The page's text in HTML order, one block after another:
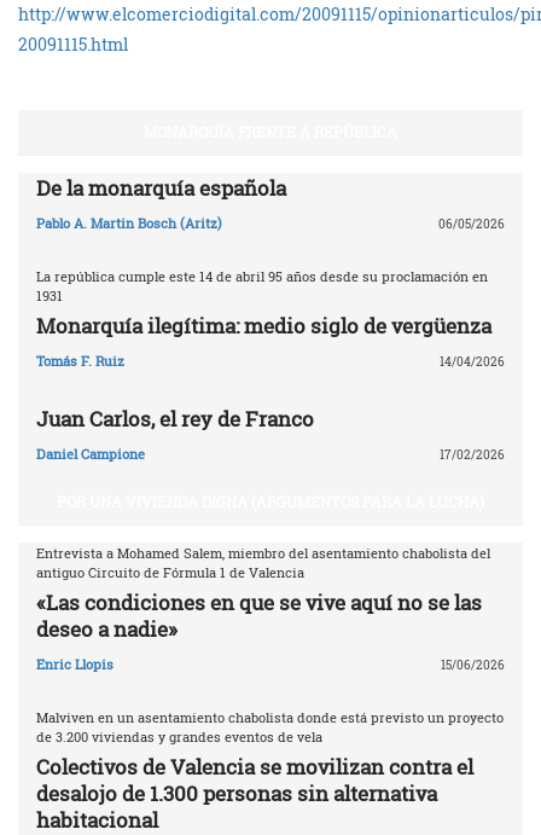
http://www.elcomerciodigital.com/20091115/opinionarticulos/
20091115.html
De la monarquía española
Pablo A. Martin Bosch (Aritz) 06/05/2026
La república cumple este 14 de abril 95 años desde su proclamación en
1931
Monarquía ilegítima: medio siglo de vergüenza
Tomás F. Ruiz 14/04/2026
Juan Carlos, el rey de Franco
Daniel Campione 17/02/2026
Entrevista a Mohamed Salem, miembro del asentamiento chabolista del
antiguo Circuito de Fórmula 1 de Valencia
«Las condiciones en que se vive aquí no se las
deseo a nadie»
Enric Llopis 15/06/2026
Malviven en un asentamiento chabolista donde está previsto un proyecto
de 3.200 viviendas y grandes eventos de vela
Colectivos de Valencia se movilizan contra el
desalojo de 1.300 personas sin alternativa
habitacional